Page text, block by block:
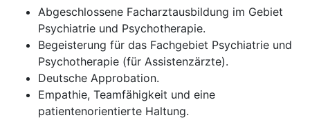
Abgeschlossene Facharztausbildung im Gebiet
Psychiatrie und Psychotherapie.
Begeisterung für das Fachgebiet Psychiatrie und
Psychotherapie (für Assistenzärzte).
Deutsche Approbation.
Empathie, Teamfähigkeit und eine
patientenorientierte Haltung.